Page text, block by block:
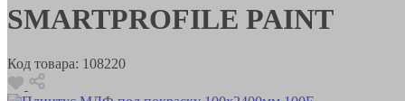
SMARTPROFILE PAINT
Код товара: 108220